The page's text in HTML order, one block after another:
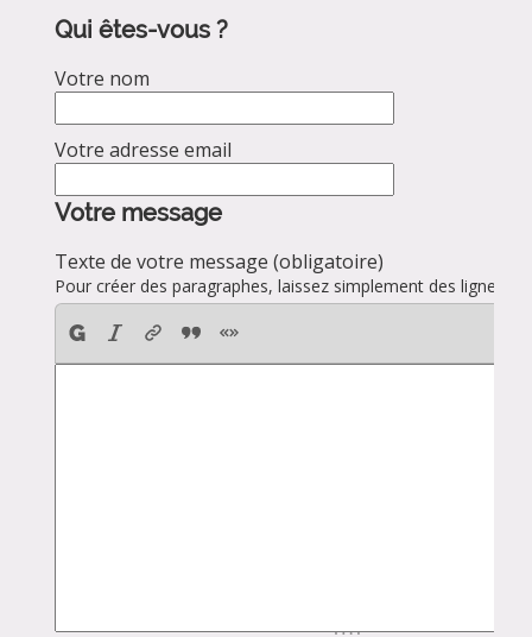
Qui êtes-vous ?
Votre nom
Votre adresse email
Votre message
Texte de votre message (obligatoire)
Pour créer des paragraphes, laissez simplement des lignes